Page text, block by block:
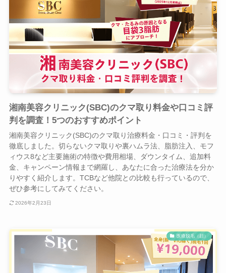
湘南美容クリニック(SBC)のクマ取り料金や口コミ評
判を調査！5つのおすすめポイント
湘南美容クリニック(SBC)のクマ取り治療料金・口コミ・評判を
徹底しました。切らないクマ取りや裏ハムラ法、脂肪注入、モフ
ィウス8など主要施術の特徴や費用相場、ダウンタイム、追加料
金、キャンペーン情報まで網羅し、あなたに合った治療法を分か
りやすく紹介します。TCBなど他院との比較も行っているので、
ぜひ参考にしてみてください。
2026年2月23日
医療脱毛（顔）